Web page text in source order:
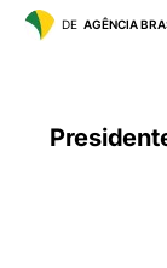
DE AGÊNCIA